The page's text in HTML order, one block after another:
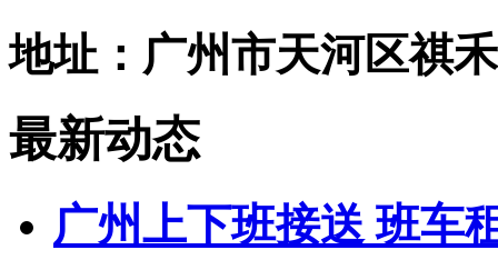
地址：广州市天河区祺
最新动态
广州上下班接送 班车